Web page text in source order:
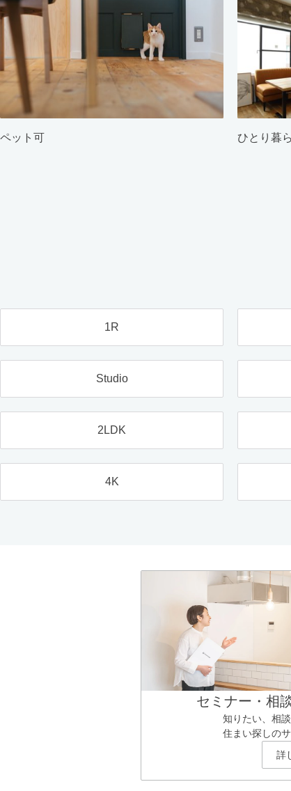
ペット可 ひとり暮
1R
Studio
2LDK
4K
セミナー・相
知りたい、相
住まい探しの
詳